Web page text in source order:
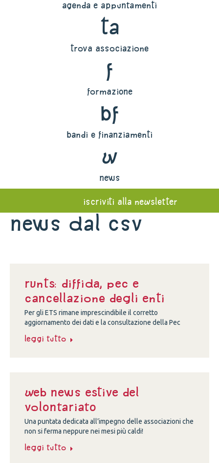
agenda e appuntamenti
ta
trova associazione
f
formazione
bf
bandi e finanziamenti
w
news
iscriviti alla newsletter
News dal Csv
Runts: diffida, Pec e
cancellazione degli enti
Per gli ETS rimane imprescindibile il corretto
aggiornamento dei dati e la consultazione della Pec
Leggi tutto
Web news estive del
volontariato
Una puntata dedicata all’impegno delle associazioni che
non si ferma neppure nei mesi più caldi!
Leggi tutto